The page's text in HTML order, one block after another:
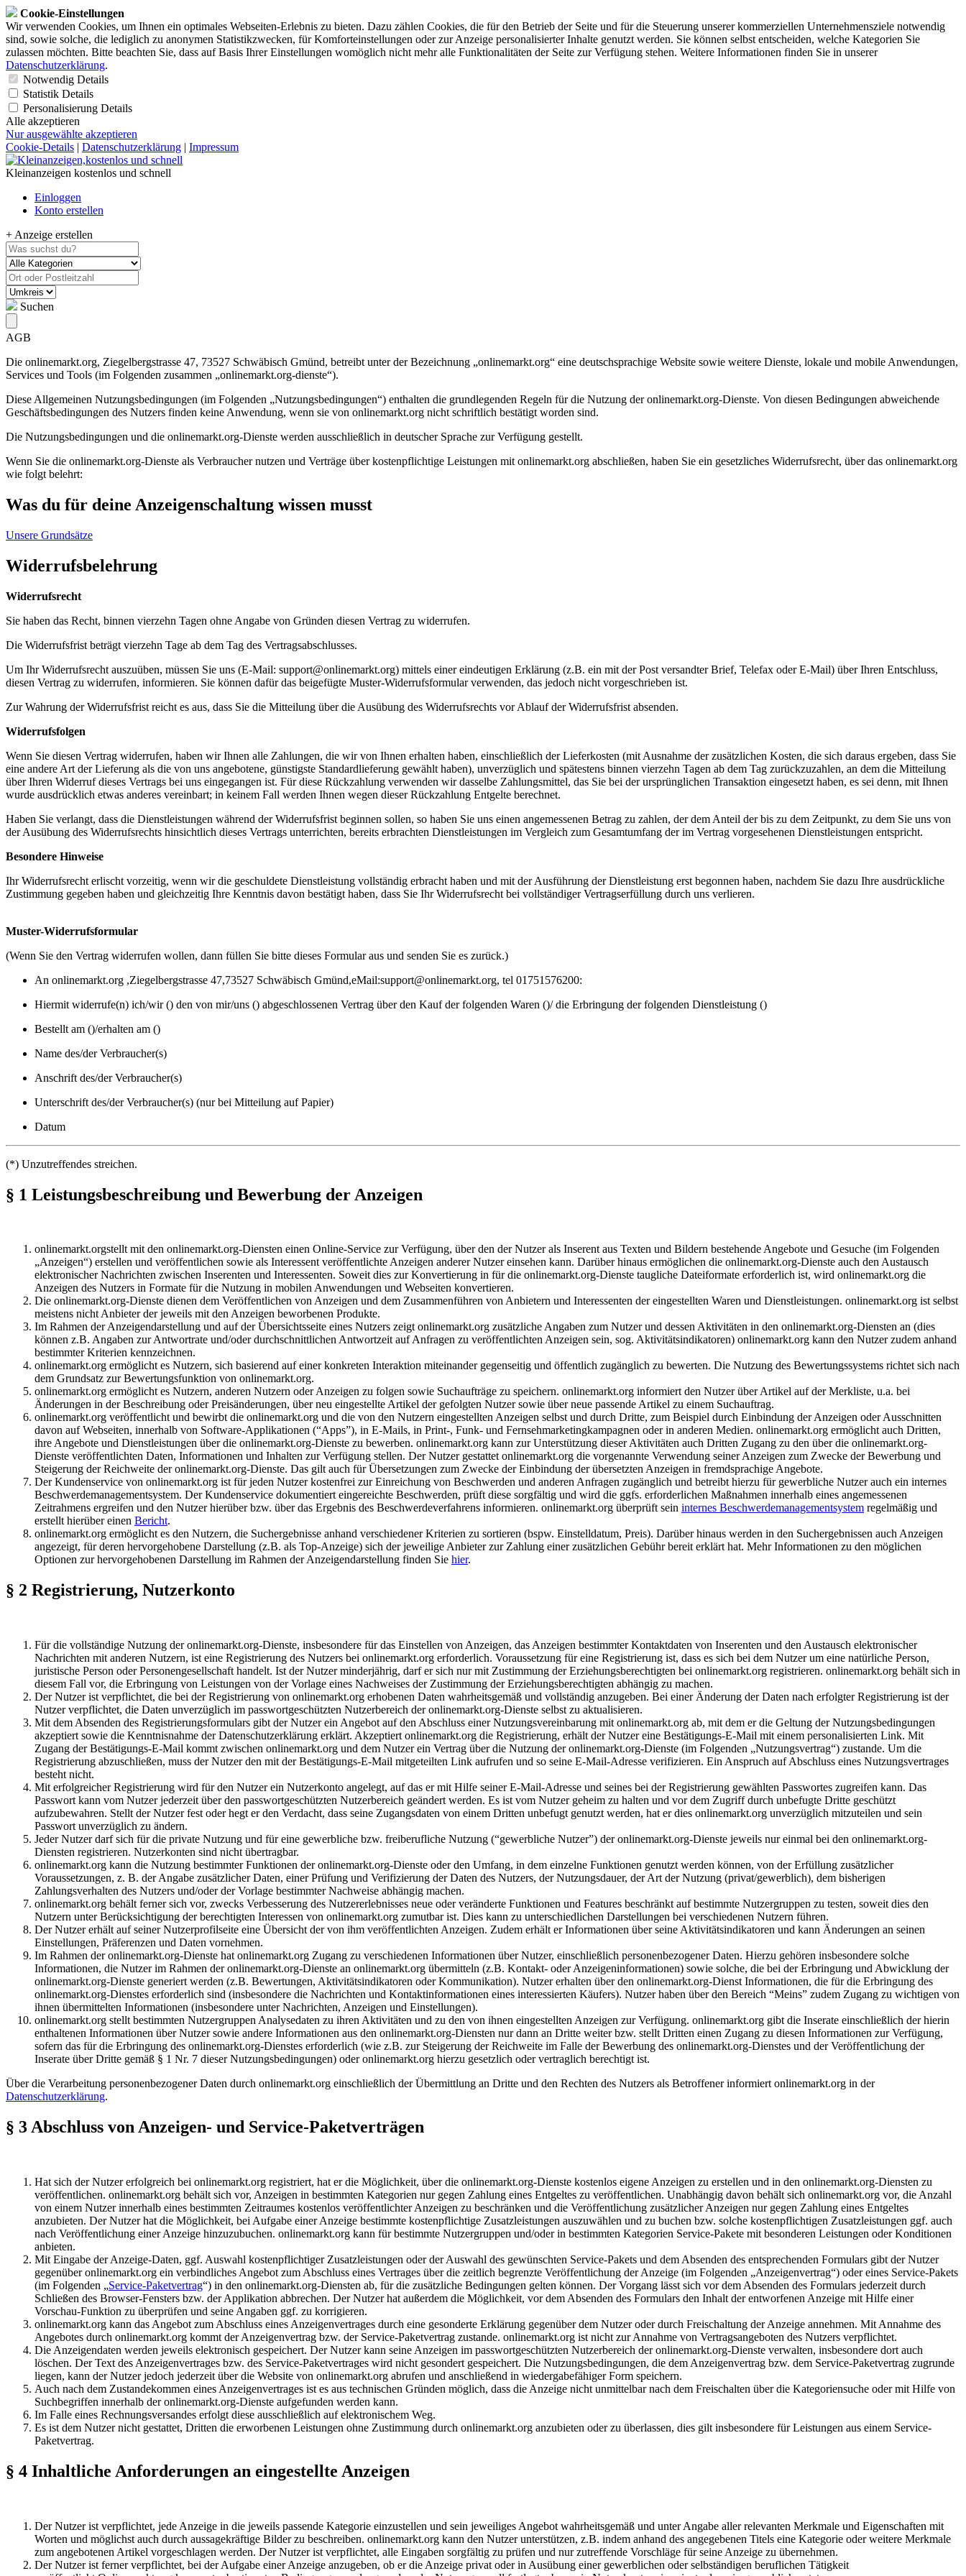
Cookie-Einstellungen
Wir verwenden Cookies, um Ihnen ein optimales Webseiten-Erlebnis zu bieten. Dazu zählen Cookies, die für den Betrieb der Seite und für die Steuerung unserer kommerziellen Unternehmensziele notwendig
sind, sowie solche, die lediglich zu anonymen Statistikzwecken, für Komforteinstellungen oder zur Anzeige personalisierter Inhalte genutzt werden. Sie können selbst entscheiden, welche Kategorien Sie
zulassen möchten. Bitte beachten Sie, dass auf Basis Ihrer Einstellungen womöglich nicht mehr alle Funktionalitäten der Seite zur Verfügung stehen. Weitere Informationen finden Sie in unserer
Datenschutzerklärung.
Notwendig Details
Statistik Details
Personalisierung Details
Alle akzeptieren
Nur ausgewählte akzeptieren
Cookie-Details | Datenschutzerklärung | Impressum
Kleinanzeigen kostenlos und schnell
Einloggen
Konto erstellen
+ Anzeige erstellen
Suchen
AGB
Die onlinemarkt.org, Ziegelbergstrasse 47, 73527 Schwäbisch Gmünd, betreibt unter der Bezeichnung „onlinemarkt.org“ eine deutschsprachige Website sowie weitere Dienste, lokale und mobile Anwendungen,
Services und Tools (im Folgenden zusammen „onlinemarkt.org-dienste“).
Diese Allgemeinen Nutzungsbedingungen (im Folgenden „Nutzungsbedingungen“) enthalten die grundlegenden Regeln für die Nutzung der onlinemarkt.org-Dienste. Von diesen Bedingungen abweichende
Geschäftsbedingungen des Nutzers finden keine Anwendung, wenn sie von onlinemarkt.org nicht schriftlich bestätigt worden sind.
Die Nutzungsbedingungen und die onlinemarkt.org-Dienste werden ausschließlich in deutscher Sprache zur Verfügung gestellt.
Wenn Sie die onlinemarkt.org-Dienste als Verbraucher nutzen und Verträge über kostenpflichtige Leistungen mit onlinemarkt.org abschließen, haben Sie ein gesetzliches Widerrufsrecht, über das onlinemarkt.org
wie folgt belehrt:
Was du für deine Anzeigenschaltung wissen musst
Unsere Grundsätze
Widerrufsbelehrung
Widerrufsrecht
Sie haben das Recht, binnen vierzehn Tagen ohne Angabe von Gründen diesen Vertrag zu widerrufen.
Die Widerrufsfrist beträgt vierzehn Tage ab dem Tag des Vertragsabschlusses.
Um Ihr Widerrufsrecht auszuüben, müssen Sie uns (E-Mail: support@onlinemarkt.org) mittels einer eindeutigen Erklärung (z.B. ein mit der Post versandter Brief, Telefax oder E-Mail) über Ihren Entschluss,
diesen Vertrag zu widerrufen, informieren. Sie können dafür das beigefügte Muster-Widerrufsformular verwenden, das jedoch nicht vorgeschrieben ist.
Zur Wahrung der Widerrufsfrist reicht es aus, dass Sie die Mitteilung über die Ausübung des Widerrufsrechts vor Ablauf der Widerrufsfrist absenden.
Widerrufsfolgen
Wenn Sie diesen Vertrag widerrufen, haben wir Ihnen alle Zahlungen, die wir von Ihnen erhalten haben, einschließlich der Lieferkosten (mit Ausnahme der zusätzlichen Kosten, die sich daraus ergeben, dass Sie
eine andere Art der Lieferung als die von uns angebotene, günstigste Standardlieferung gewählt haben), unverzüglich und spätestens binnen vierzehn Tagen ab dem Tag zurückzuzahlen, an dem die Mitteilung
über Ihren Widerruf dieses Vertrags bei uns eingegangen ist. Für diese Rückzahlung verwenden wir dasselbe Zahlungsmittel, das Sie bei der ursprünglichen Transaktion eingesetzt haben, es sei denn, mit Ihnen
wurde ausdrücklich etwas anderes vereinbart; in keinem Fall werden Ihnen wegen dieser Rückzahlung Entgelte berechnet.
Haben Sie verlangt, dass die Dienstleistungen während der Widerrufsfrist beginnen sollen, so haben Sie uns einen angemessenen Betrag zu zahlen, der dem Anteil der bis zu dem Zeitpunkt, zu dem Sie uns von
der Ausübung des Widerrufsrechts hinsichtlich dieses Vertrags unterrichten, bereits erbrachten Dienstleistungen im Vergleich zum Gesamtumfang der im Vertrag vorgesehenen Dienstleistungen entspricht.
Besondere Hinweise
Ihr Widerrufsrecht erlischt vorzeitig, wenn wir die geschuldete Dienstleistung vollständig erbracht haben und mit der Ausführung der Dienstleistung erst begonnen haben, nachdem Sie dazu Ihre ausdrückliche
Zustimmung gegeben haben und gleichzeitig Ihre Kenntnis davon bestätigt haben, dass Sie Ihr Widerrufsrecht bei vollständiger Vertragserfüllung durch uns verlieren.
Muster-Widerrufsformular
(Wenn Sie den Vertrag widerrufen wollen, dann füllen Sie bitte dieses Formular aus und senden Sie es zurück.)
An onlinemarkt.org ,Ziegelbergstrasse 47,73527 Schwäbisch Gmünd,eMail:support@onlinemarkt.org, tel 01751576200:
Hiermit widerrufe(n) ich/wir () den von mir/uns () abgeschlossenen Vertrag über den Kauf der folgenden Waren ()/ die Erbringung der folgenden Dienstleistung ()
Bestellt am ()/erhalten am ()
Name des/der Verbraucher(s)
Anschrift des/der Verbraucher(s)
Unterschrift des/der Verbraucher(s) (nur bei Mitteilung auf Papier)
Datum
(*) Unzutreffendes streichen.
§ 1 Leistungsbeschreibung und Bewerbung der Anzeigen
onlinemarkt.orgstellt mit den onlinemarkt.org-Diensten einen Online-Service zur Verfügung, über den der Nutzer als Inserent aus Texten und Bildern bestehende Angebote und Gesuche (im Folgenden
„Anzeigen“) erstellen und veröffentlichen sowie als Interessent veröffentlichte Anzeigen anderer Nutzer einsehen kann. Darüber hinaus ermöglichen die onlinemarkt.org-Dienste auch den Austausch
elektronischer Nachrichten zwischen Inserenten und Interessenten. Soweit dies zur Konvertierung in für die onlinemarkt.org-Dienste taugliche Dateiformate erforderlich ist, wird onlinemarkt.org die
Anzeigen des Nutzers in Formate für die Nutzung in mobilen Anwendungen und Webseiten konvertieren.
Die onlinemarkt.org-Dienste dienen dem Veröffentlichen von Anzeigen und dem Zusammenführen von Anbietern und Interessenten der eingestellten Waren und Dienstleistungen. onlinemarkt.org ist selbst
meistens nicht Anbieter der jeweils mit den Anzeigen beworbenen Produkte.
Im Rahmen der Anzeigendarstellung und auf der Übersichtsseite eines Nutzers zeigt onlinemarkt.org zusätzliche Angaben zum Nutzer und dessen Aktivitäten in den onlinemarkt.org-Diensten an (dies
können z.B. Angaben zur Antwortrate und/oder durchschnittlichen Antwortzeit auf Anfragen zu veröffentlichten Anzeigen sein, sog. Aktivitätsindikatoren) onlinemarkt.org kann den Nutzer zudem anhand
bestimmter Kriterien kennzeichnen.
onlinemarkt.org ermöglicht es Nutzern, sich basierend auf einer konkreten Interaktion miteinander gegenseitig und öffentlich zugänglich zu bewerten. Die Nutzung des Bewertungssystems richtet sich nach
dem Grundsatz zur Bewertungsfunktion von onlinemarkt.org.
onlinemarkt.org ermöglicht es Nutzern, anderen Nutzern oder Anzeigen zu folgen sowie Suchaufträge zu speichern. onlinemarkt.org informiert den Nutzer über Artikel auf der Merkliste, u.a. bei
Änderungen in der Beschreibung oder Preisänderungen, über neu eingestellte Artikel der gefolgten Nutzer sowie über neue passende Artikel zu einem Suchauftrag.
onlinemarkt.org veröffentlicht und bewirbt die onlinemarkt.org und die von den Nutzern eingestellten Anzeigen selbst und durch Dritte, zum Beispiel durch Einbindung der Anzeigen oder Ausschnitten
davon auf Webseiten, innerhalb von Software-Applikationen (“Apps”), in E-Mails, in Print-, Funk- und Fernsehmarketingkampagnen oder in anderen Medien. onlinemarkt.org ermöglicht auch Dritten,
ihre Angebote und Dienstleistungen über die onlinemarkt.org-Dienste zu bewerben. onlinemarkt.org kann zur Unterstützung dieser Aktivitäten auch Dritten Zugang zu den über die onlinemarkt.org-
Dienste veröffentlichten Daten, Informationen und Inhalten zur Verfügung stellen. Der Nutzer gestattet onlinemarkt.org die vorgenannte Verwendung seiner Anzeigen zum Zwecke der Bewerbung und
Steigerung der Reichweite der onlinemarkt.org-Dienste. Das gilt auch für Übersetzungen zum Zwecke der Einbindung der übersetzten Anzeigen in fremdsprachige Angebote.
Der Kundenservice von onlinemarkt.org ist für jeden Nutzer kostenfrei zur Einreichung von Beschwerden und anderen Anfragen zugänglich und betreibt hierzu für gewerbliche Nutzer auch ein internes
Beschwerdemanagementsystem. Der Kundenservice dokumentiert eingereichte Beschwerden, prüft diese sorgfältig und wird die ggfs. erforderlichen Maßnahmen innerhalb eines angemessenen
Zeitrahmens ergreifen und den Nutzer hierüber bzw. über das Ergebnis des Beschwerdeverfahrens informieren. onlinemarkt.org überprüft sein internes Beschwerdemanagementsystem regelmäßig und
erstellt hierüber einen Bericht.
onlinemarkt.org ermöglicht es den Nutzern, die Suchergebnisse anhand verschiedener Kriterien zu sortieren (bspw. Einstelldatum, Preis). Darüber hinaus werden in den Suchergebnissen auch Anzeigen
angezeigt, für deren hervorgehobene Darstellung (z.B. als Top-Anzeige) sich der jeweilige Anbieter zur Zahlung einer zusätzlichen Gebühr bereit erklärt hat. Mehr Informationen zu den möglichen
Optionen zur hervorgehobenen Darstellung im Rahmen der Anzeigendarstellung finden Sie hier.
§ 2 Registrierung, Nutzerkonto
Für die vollständige Nutzung der onlinemarkt.org-Dienste, insbesondere für das Einstellen von Anzeigen, das Anzeigen bestimmter Kontaktdaten von Inserenten und den Austausch elektronischer
Nachrichten mit anderen Nutzern, ist eine Registrierung des Nutzers bei onlinemarkt.org erforderlich. Voraussetzung für eine Registrierung ist, dass es sich bei dem Nutzer um eine natürliche Person,
juristische Person oder Personengesellschaft handelt. Ist der Nutzer minderjährig, darf er sich nur mit Zustimmung der Erziehungsberechtigten bei onlinemarkt.org registrieren. onlinemarkt.org behält sich in
diesem Fall vor, die Erbringung von Leistungen von der Vorlage eines Nachweises der Zustimmung der Erziehungsberechtigten abhängig zu machen.
Der Nutzer ist verpflichtet, die bei der Registrierung von onlinemarkt.org erhobenen Daten wahrheitsgemäß und vollständig anzugeben. Bei einer Änderung der Daten nach erfolgter Registrierung ist der
Nutzer verpflichtet, die Daten unverzüglich im passwortgeschützten Nutzerbereich der onlinemarkt.org-Dienste selbst zu aktualisieren.
Mit dem Absenden des Registrierungsformulars gibt der Nutzer ein Angebot auf den Abschluss einer Nutzungsvereinbarung mit onlinemarkt.org ab, mit dem er die Geltung der Nutzungsbedingungen
akzeptiert sowie die Kenntnisnahme der Datenschutzerklärung erklärt. Akzeptiert onlinemarkt.org die Registrierung, erhält der Nutzer eine Bestätigungs-E-Mail mit einem personalisierten Link. Mit
Zugang der Bestätigungs-E-Mail kommt zwischen onlinemarkt.org und dem Nutzer ein Vertrag über die Nutzung der onlinemarkt.org-Dienste (im Folgenden „Nutzungsvertrag“) zustande. Um die
Registrierung abzuschließen, muss der Nutzer den mit der Bestätigungs-E-Mail mitgeteilten Link aufrufen und so seine E-Mail-Adresse verifizieren. Ein Anspruch auf Abschluss eines Nutzungsvertrages
besteht nicht.
Mit erfolgreicher Registrierung wird für den Nutzer ein Nutzerkonto angelegt, auf das er mit Hilfe seiner E-Mail-Adresse und seines bei der Registrierung gewählten Passwortes zugreifen kann. Das
Passwort kann vom Nutzer jederzeit über den passwortgeschützten Nutzerbereich geändert werden. Es ist vom Nutzer geheim zu halten und vor dem Zugriff durch unbefugte Dritte geschützt
aufzubewahren. Stellt der Nutzer fest oder hegt er den Verdacht, dass seine Zugangsdaten von einem Dritten unbefugt genutzt werden, hat er dies onlinemarkt.org unverzüglich mitzuteilen und sein
Passwort unverzüglich zu ändern.
Jeder Nutzer darf sich für die private Nutzung und für eine gewerbliche bzw. freiberufliche Nutzung (“gewerbliche Nutzer”) der onlinemarkt.org-Dienste jeweils nur einmal bei den onlinemarkt.org-
Diensten registrieren. Nutzerkonten sind nicht übertragbar.
onlinemarkt.org kann die Nutzung bestimmter Funktionen der onlinemarkt.org-Dienste oder den Umfang, in dem einzelne Funktionen genutzt werden können, von der Erfüllung zusätzlicher
Voraussetzungen, z. B. der Angabe zusätzlicher Daten, einer Prüfung und Verifizierung der Daten des Nutzers, der Nutzungsdauer, der Art der Nutzung (privat/gewerblich), dem bisherigen
Zahlungsverhalten des Nutzers und/oder der Vorlage bestimmter Nachweise abhängig machen.
onlinemarkt.org behält ferner sich vor, zwecks Verbesserung des Nutzererlebnisses neue oder veränderte Funktionen und Features beschränkt auf bestimmte Nutzergruppen zu testen, soweit dies den
Nutzern unter Berücksichtigung der berechtigten Interessen von onlinemarkt.org zumutbar ist. Dies kann zu unterschiedlichen Darstellungen bei verschiedenen Nutzern führen.
Der Nutzer erhält auf seiner Nutzerprofilseite eine Übersicht der von ihm veröffentlichten Anzeigen. Zudem erhält er Informationen über seine Aktivitätsindikatoren und kann Änderungen an seinen
Einstellungen, Präferenzen und Daten vornehmen.
Im Rahmen der onlinemarkt.org-Dienste hat onlinemarkt.org Zugang zu verschiedenen Informationen über Nutzer, einschließlich personenbezogener Daten. Hierzu gehören insbesondere solche
Informationen, die Nutzer im Rahmen der onlinemarkt.org-Dienste an onlinemarkt.org übermitteln (z.B. Kontakt- oder Anzeigeninformationen) sowie solche, die bei der Erbringung und Abwicklung der
onlinemarkt.org-Dienste generiert werden (z.B. Bewertungen, Aktivitätsindikatoren oder Kommunikation). Nutzer erhalten über den onlinemarkt.org-Dienst Informationen, die für die Erbringung des
onlinemarkt.org-Dienstes erforderlich sind (insbesondere die Nachrichten und Kontaktinformationen eines interessierten Käufers). Nutzer haben über den Bereich “Meins” zudem Zugang zu wichtigen von
ihnen übermittelten Informationen (insbesondere unter Nachrichten, Anzeigen und Einstellungen).
onlinemarkt.org stellt bestimmten Nutzergruppen Analysedaten zu ihren Aktivitäten und zu den von ihnen eingestellten Anzeigen zur Verfügung. onlinemarkt.org gibt die Inserate einschließlich der hierin
enthaltenen Informationen über Nutzer sowie andere Informationen aus den onlinemarkt.org-Diensten nur dann an Dritte weiter bzw. stellt Dritten einen Zugang zu diesen Informationen zur Verfügung,
sofern das für die Erbringung des onlinemarkt.org-Dienstes erforderlich (wie z.B. zur Steigerung der Reichweite im Falle der Bewerbung des onlinemarkt.org-Dienstes und der Veröffentlichung der
Inserate über Dritte gemäß § 1 Nr. 7 dieser Nutzungsbedingungen) oder onlinemarkt.org hierzu gesetzlich oder vertraglich berechtigt ist.
Über die Verarbeitung personenbezogener Daten durch onlinemarkt.org einschließlich der Übermittlung an Dritte und den Rechten des Nutzers als Betroffener informiert onlinemarkt.org in der
Datenschutzerklärung.
§ 3 Abschluss von Anzeigen- und Service-Paketverträgen
Hat sich der Nutzer erfolgreich bei onlinemarkt.org registriert, hat er die Möglichkeit, über die onlinemarkt.org-Dienste kostenlos eigene Anzeigen zu erstellen und in den onlinemarkt.org-Diensten zu
veröffentlichen. onlinemarkt.org behält sich vor, Anzeigen in bestimmten Kategorien nur gegen Zahlung eines Entgeltes zu veröffentlichen. Unabhängig davon behält sich onlinemarkt.org vor, die Anzahl
von einem Nutzer innerhalb eines bestimmten Zeitraumes kostenlos veröffentlichter Anzeigen zu beschränken und die Veröffentlichung zusätzlicher Anzeigen nur gegen Zahlung eines Entgeltes
anzubieten. Der Nutzer hat die Möglichkeit, bei Aufgabe einer Anzeige bestimmte kostenpflichtige Zusatzleistungen auszuwählen und zu buchen bzw. solche kostenpflichtigen Zusatzleistungen ggf. auch
nach Veröffentlichung einer Anzeige hinzuzubuchen. onlinemarkt.org kann für bestimmte Nutzergruppen und/oder in bestimmten Kategorien Service-Pakete mit besonderen Leistungen oder Konditionen
anbieten.
Mit Eingabe der Anzeige-Daten, ggf. Auswahl kostenpflichtiger Zusatzleistungen oder der Auswahl des gewünschten Service-Pakets und dem Absenden des entsprechenden Formulars gibt der Nutzer
gegenüber onlinemarkt.org ein verbindliches Angebot zum Abschluss eines Vertrages über die zeitlich begrenzte Veröffentlichung der Anzeige (im Folgenden „Anzeigenvertrag“) oder eines Service-Pakets
(im Folgenden „Service-Paketvertrag“) in den onlinemarkt.org-Diensten ab, für die zusätzliche Bedingungen gelten können. Der Vorgang lässt sich vor dem Absenden des Formulars jederzeit durch
Schließen des Browser-Fensters bzw. der Applikation abbrechen. Der Nutzer hat außerdem die Möglichkeit, vor dem Absenden des Formulars den Inhalt der entworfenen Anzeige mit Hilfe einer
Vorschau-Funktion zu überprüfen und seine Angaben ggf. zu korrigieren.
onlinemarkt.org kann das Angebot zum Abschluss eines Anzeigenvertrages durch eine gesonderte Erklärung gegenüber dem Nutzer oder durch Freischaltung der Anzeige annehmen. Mit Annahme des
Angebotes durch onlinemarkt.org kommt der Anzeigenvertrag bzw. der Service-Paketvertrag zustande. onlinemarkt.org ist nicht zur Annahme von Vertragsangeboten des Nutzers verpflichtet.
Die Anzeigendaten werden jeweils elektronisch gespeichert. Der Nutzer kann seine Anzeigen im passwortgeschützten Nutzerbereich der onlinemarkt.org-Dienste verwalten, insbesondere dort auch
löschen. Der Text des Anzeigenvertrages bzw. des Service-Paketvertrages wird nicht gesondert gespeichert. Die Nutzungsbedingungen, die dem Anzeigenvertrag bzw. dem Service-Paketvertrag zugrunde
liegen, kann der Nutzer jedoch jederzeit über die Website von onlinemarkt.org abrufen und anschließend in wiedergabefähiger Form speichern.
Auch nach dem Zustandekommen eines Anzeigenvertrages ist es aus technischen Gründen möglich, dass die Anzeige nicht unmittelbar nach dem Freischalten über die Kategoriensuche oder mit Hilfe von
Suchbegriffen innerhalb der onlinemarkt.org-Dienste aufgefunden werden kann.
Im Falle eines Rechnungsversandes erfolgt diese ausschließlich auf elektronischem Weg.
Es ist dem Nutzer nicht gestattet, Dritten die erworbenen Leistungen ohne Zustimmung durch onlinemarkt.org anzubieten oder zu überlassen, dies gilt insbesondere für Leistungen aus einem Service-
Paketvertrag.
§ 4 Inhaltliche Anforderungen an eingestellte Anzeigen
Der Nutzer ist verpflichtet, jede Anzeige in die jeweils passende Kategorie einzustellen und sein jeweiliges Angebot wahrheitsgemäß und unter Angabe aller relevanten Merkmale und Eigenschaften mit
Worten und möglichst auch durch aussagekräftige Bilder zu beschreiben. onlinemarkt.org kann den Nutzer unterstützen, z.B. indem anhand des angegebenen Titels eine Kategorie oder weitere Merkmale
zum angebotenen Artikel vorgeschlagen werden. Der Nutzer ist verpflichtet, alle Eingaben sorgfältig zu prüfen und nur zutreffende Vorschläge für seine Anzeige zu übernehmen.
Der Nutzer ist ferner verpflichtet, bei der Aufgabe einer Anzeige anzugeben, ob er die Anzeige privat oder in Ausübung einer gewerblichen oder selbständigen beruflichen Tätigkeit